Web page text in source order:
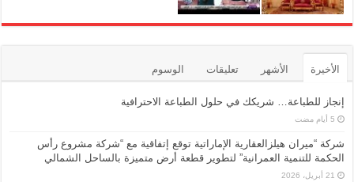
الأخيرة الأشهر تعليقات الوسوم
إنجاز للطباعة… شريكك في حلول الطباعة الاحترافية
شركة “ميران هيلزالعقارية الإماراتية توقع إتفاقية مع “شركة مشروع رأس
الحكمة للتنمية العمرانية” لتطوير قطعة أرض متميزة بالساحل الشمالي
21 أبريل، 2026